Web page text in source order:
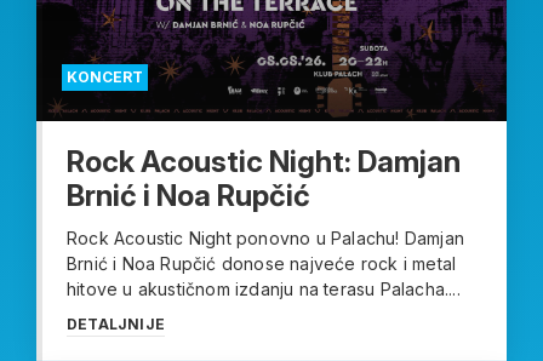
KONCERT
Rock Acoustic Night: Damjan
Brnić i Noa Rupčić
Rock Acoustic Night ponovno u Palachu! Damjan
Brnić i Noa Rupčić donose najveće rock i metal
hitove u akustičnom izdanju na terasu Palacha....
DETALJNIJE